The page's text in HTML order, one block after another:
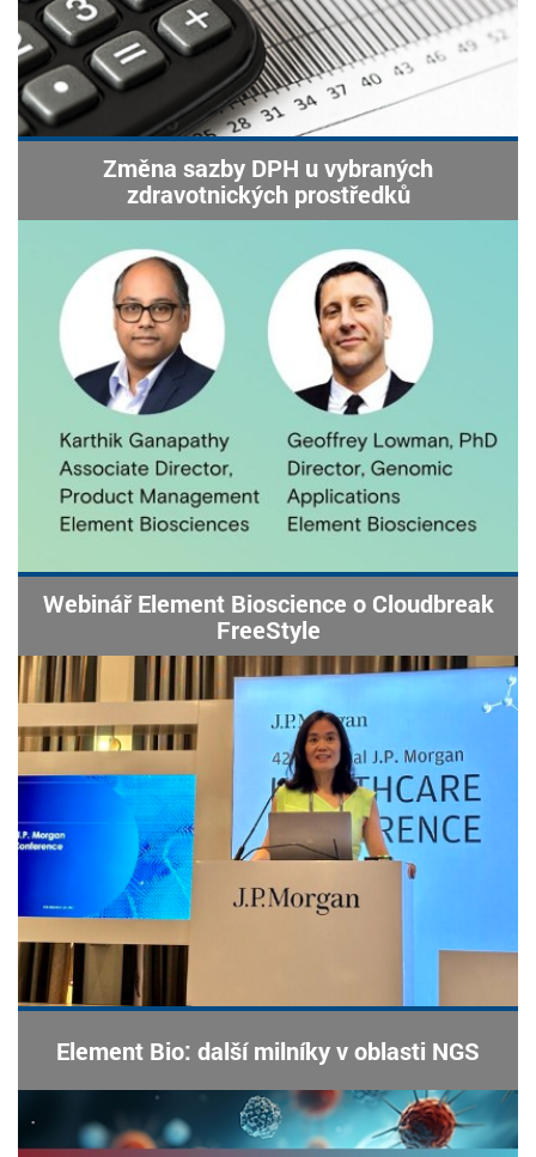
Změna sazby DPH u vybraných
zdravotnických prostředků
Webinář Element Bioscience o Cloudbreak
FreeStyle
Element Bio: další milníky v oblasti NGS